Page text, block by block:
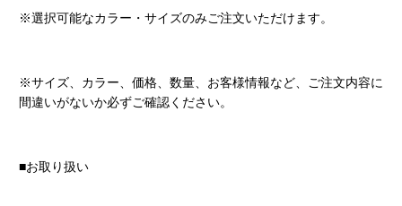
※選択可能なカラー・サイズのみご注文いただけます。
※サイズ、カラー、価格、数量、お客様情報など、ご注文内容に
間違いがないか必ずご確認ください。
■お取り扱い